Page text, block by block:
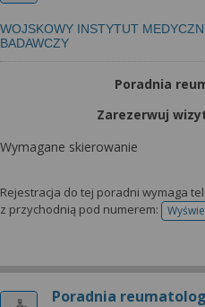
WOJSKOWY INSTYTUT
BADAWCZY
Poradnia
Zarezerwuj
Wymagane skierowanie
Rejestracja do tej poradni wymaga
z przychodnią pod numerem:
Poradnia